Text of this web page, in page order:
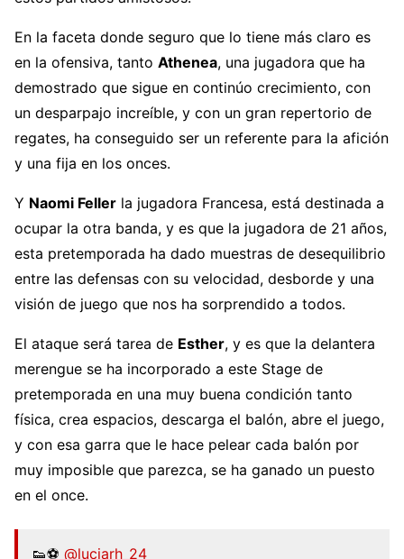
En la faceta donde seguro que lo tiene más claro es
en la ofensiva, tanto Athenea, una jugadora que ha
demostrado que sigue en continúo crecimiento, con
un desparpajo increíble, y con un gran repertorio de
regates, ha conseguido ser un referente para la afición
y una fija en los onces.
Y Naomi Feller la jugadora Francesa, está destinada a
ocupar la otra banda, y es que la jugadora de 21 años,
esta pretemporada ha dado muestras de desequilibrio
entre las defensas con su velocidad, desborde y una
visión de juego que nos ha sorprendido a todos.
El ataque será tarea de Esther, y es que la delantera
merengue se ha incorporado a este Stage de
pretemporada en una muy buena condición tanto
física, crea espacios, descarga el balón, abre el juego,
y con esa garra que le hace pelear cada balón por
muy imposible que parezca, se ha ganado un puesto
en el once.
👟⚽ @luciarh_24